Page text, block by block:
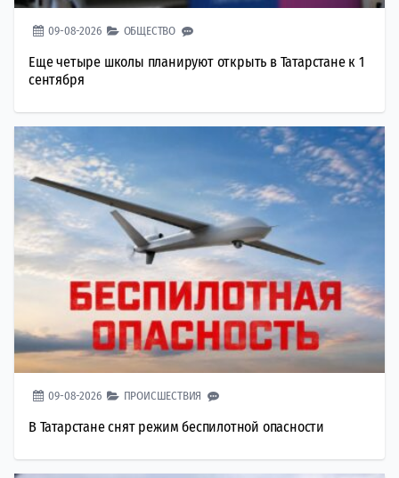
09-08-2026 ОБЩЕСТВО
Еще четыре школы планируют открыть в Татарстане к 1
сентября
09-08-2026 ПРОИСШЕСТВИЯ
В Татарстане снят режим беспилотной опасности